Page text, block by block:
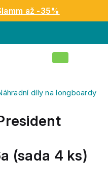
až -35%
Nákupní
díly na longboardy
(sada 4 ks)